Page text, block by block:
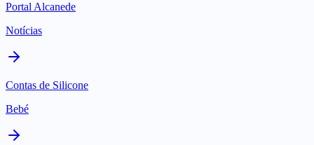
Portal Alcanede
Notícias
Contas de Silicone
Bebé